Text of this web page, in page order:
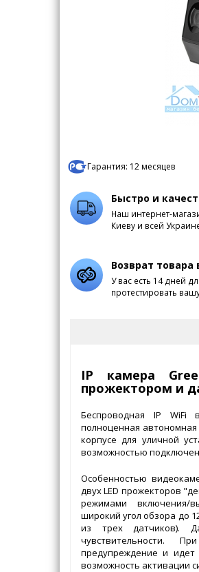
Гарантия: 12 месяцев
Быстро и
Наш интернет-
Киеву и всей
Возврат товара
У вас есть 14 дней
протестировать
IP камера
прожектором и
Беспроводная IP WiFi
полноценная
корпусе для уличной
возможностью
Особенностью
двух LED прожекторов
режимами включения/
широкий угол обзора до
из трех датчиков).
чувствительности.
предупреждение и идет
возможность активации